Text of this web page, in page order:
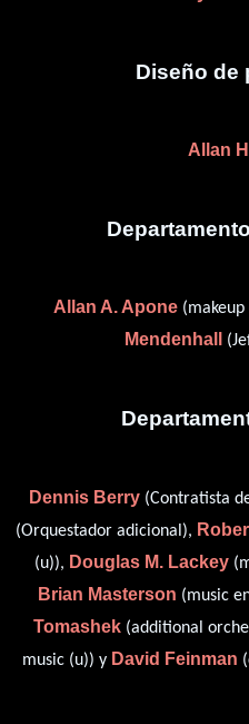
Diseño de
Allan
Allan A. Apone (makeup
Mendenhall
Dennis Berry (Contratista
(Orquestador adicional),
(u)), Douglas M. Lackey
Brian Masterson (music
Tomashek(additional
music (u)) y David Feinman